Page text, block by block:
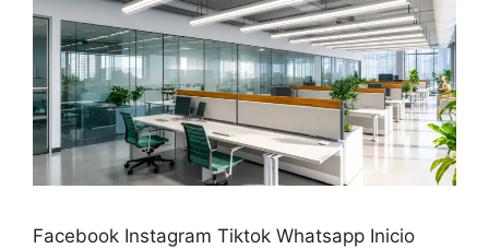
Facebook Instagram Tiktok Whatsapp Inicio